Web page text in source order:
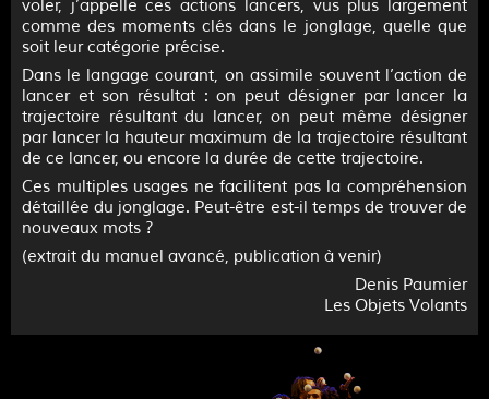
voler, j’appelle ces actions lancers, vus plus largement
comme des moments clés dans le jonglage, quelle que
soit leur catégorie précise.
Dans le langage courant, on assimile souvent l’action de
lancer et son résultat : on peut désigner par lancer la
trajectoire résultant du lancer, on peut même désigner
par lancer la hauteur maximum de la trajectoire résultant
de ce lancer, ou encore la durée de cette trajectoire.
Ces multiples usages ne facilitent pas la compréhension
détaillée du jonglage. Peut-être est-il temps de trouver de
nouveaux mots ?
(extrait du manuel avancé, publication à venir)
Denis Paumier
Les Objets Volants